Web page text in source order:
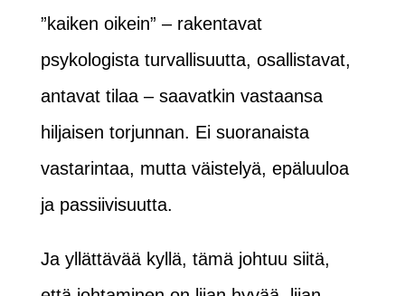
”kaiken oikein” – rakentavat
psykologista turvallisuutta, osallistavat,
antavat tilaa – saavatkin vastaansa
hiljaisen torjunnan. Ei suoranaista
vastarintaa, mutta väistelyä, epäluuloa
ja passiivisuutta.
Ja yllättävää kyllä, tämä johtuu siitä,